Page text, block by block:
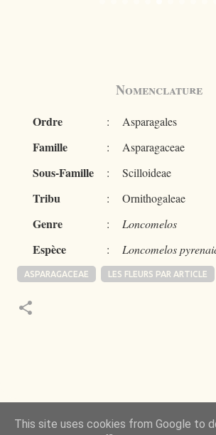
Nomenclature
Ordre : Asparagales
Famille : Asparagaceae
Sous-Famille : Scilloideae
Tribu : Ornithogaleae
Genre : Loncomelos
Espèce : Loncomelos
ASPARAGACEAE LES FLEURS PAR ARTICLE
de la Nature m’a toujours émerveillé mais ce
This site uses cookies from Google to